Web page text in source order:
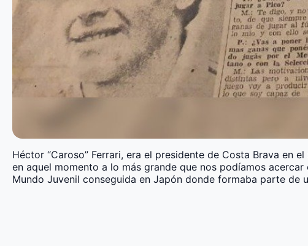
Héctor “Caroso” Ferrari, era el presidente de Costa Brava en
en aquel momento a lo más grande que nos podíamos
Mundo Juvenil conseguida en Japón donde formaba parte de